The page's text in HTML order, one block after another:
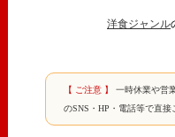
洋食ジャンル
【 ご注意 】
一時休業や営
のSNS・HP・電話等で直接